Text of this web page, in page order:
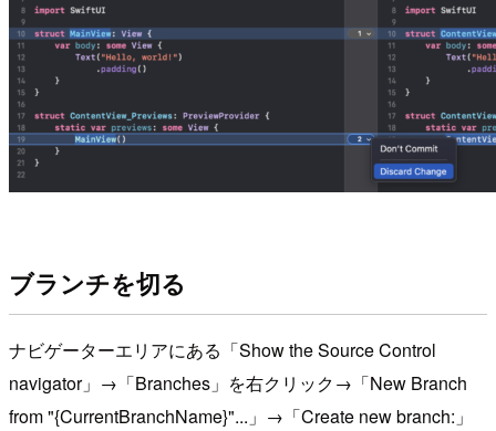
ブランチを切る
ナビゲーターエリアにある「Show the Source Control
navigator」→「Branches」を右クリック→「New Branch
from "{CurrentBranchName}"...」→「Create new branch:」